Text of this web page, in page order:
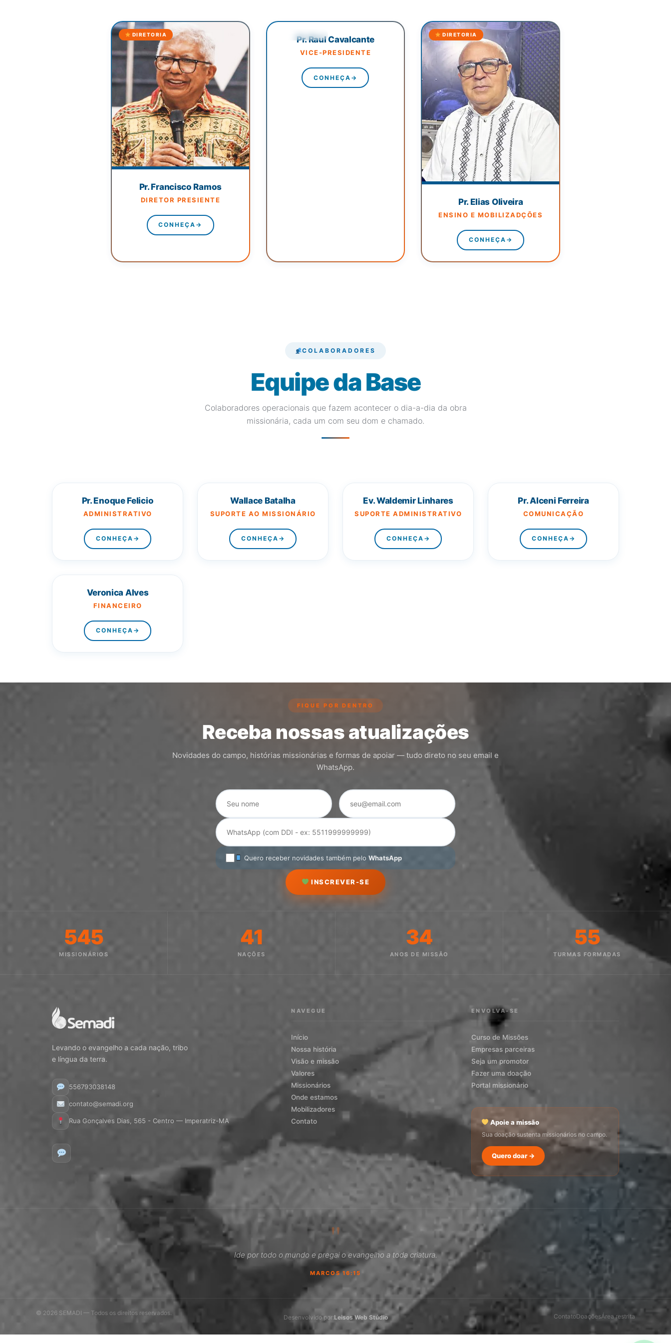
DIRETORIA
Pr. Francisco Ramos
DIRETOR PRESIENTE
CONHEÇA →
DIRETORIA
Pr. Raul Cavalcante
VICE-PRESIDENTE
CONHEÇA →
DIRETORIA
Pr. Elias Oliveira
ENSINO E MOBILIZADÇÕES
CONHEÇA →
COLABORADORES
Equipe da Base
Colaboradores operacionais que fazem acontecer o dia-a-dia da obra
missionária, cada um com seu dom e chamado.
Pr. Enoque Felicio
ADMINISTRATIVO
CONHEÇA →
Wallace Batalha
SUPORTE AO MISSIONÁRIO
CONHEÇA →
Ev. Waldemir Linhares
SUPORTE ADMINISTRATIVO
CONHEÇA →
Pr. Alceni Ferreira
COMUNICAÇÃO
CONHEÇA →
Veronica Alves
FINANCEIRO
CONHEÇA →
FIQUE POR DENTRO
Receba nossas atualizações
Novidades do campo, histórias missionárias e formas de apoiar — tudo direto no seu email e
WhatsApp.
Quero receber novidades também pelo WhatsApp
INSCREVER-SE
545
MISSIONÁRIOS
41
NAÇÕES
34
ANOS DE MISSÃO
55
TURMAS FORMADAS
Levando o evangelho a cada nação, tribo
e língua da terra.
556793038148
contato@semadi.org
Rua Gonçalves Dias, 565 - Centro — Imperatriz-MA
NAVEGUE
Início
Nossa história
Visão e missão
Valores
Missionários
Onde estamos
Mobilizadores
Contato
ENVOLVA-SE
Curso de Missões
Empresas parceiras
Seja um promotor
Fazer uma doação
Portal missionário
Apoie a missão
Sua doação sustenta missionários no campo.
Quero doar →
"
Ide por todo o mundo e pregai o evangelho a toda criatura.
MARCOS 16:15
© 2026 SEMADI — Todos os direitos reservados.
Desenvolvido por:Leisos Web Stúdio ContatoDoaçõesÁrea restrita
SEMADI
Normalmente responde em minutos
Como faço para doar?
Quero ser missionário
Como ser um promotor?
Outro assunto